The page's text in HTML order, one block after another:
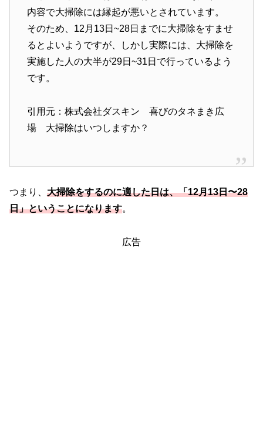
内容で大掃除には縁起が悪いとされています。
そのため、12月13日~28日までに大掃除をすませ
るとよいようですが、しかし実際には、大掃除を
実施した人の大半が29日~31日で行っているよう
です。
引用元：株式会社ダスキン 喜びのタネまき広
場 大掃除はいつしますか？
つまり、 大掃除をするのに適した日は、「12月13日〜28
日」ということになります。
広告